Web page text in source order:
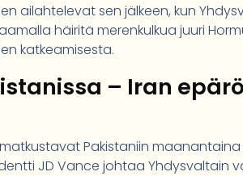
ailahtelevat sen jälkeen, kun
häiritä merenkulkua juuri
katkeamisesta.
– Iran
Pakistaniin
JD Vance johtaa Yhdysvaltain